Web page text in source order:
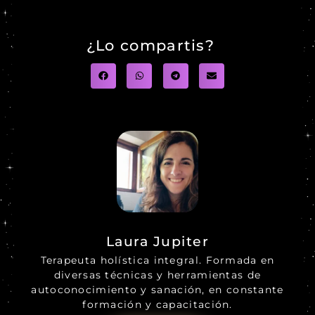
¿Lo compartis?
Laura Jupiter
Terapeuta holística integral. Formada en
diversas técnicas y herramientas de
autoconocimiento y sanación, en constante
formación y capacitación.